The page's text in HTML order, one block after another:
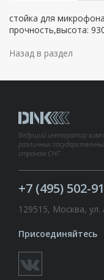
стойка для
прочность,высота:
Назад в раздел
Ведущий интегратор
различных
странам СНГ.
+7 (495) 502-
129515, Москва,
Присоединяйтесь